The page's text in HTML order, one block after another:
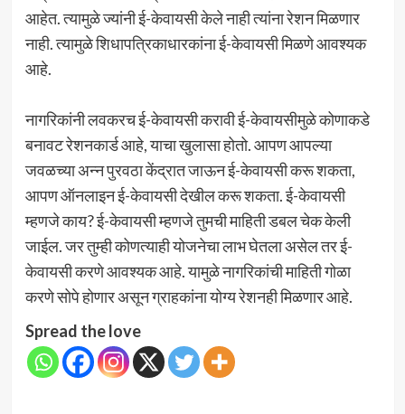
आहेत. त्यामुळे ज्यांनी ई-केवायसी केले नाही त्यांना रेशन मिळणार
नाही. त्यामुळे शिधापत्रिकाधारकांना ई-केवायसी मिळणे आवश्यक
आहे.
नागरिकांनी लवकरच ई-केवायसी करावी ई-केवायसीमुळे कोणाकडे
बनावट रेशनकार्ड आहे, याचा खुलासा होतो. आपण आपल्या
जवळच्या अन्न पुरवठा केंद्रात जाऊन ई-केवायसी करू शकता,
आपण ऑनलाइन ई-केवायसी देखील करू शकता. ई-केवायसी
म्हणजे काय? ई-केवायसी म्हणजे तुमची माहिती डबल चेक केली
जाईल. जर तुम्ही कोणत्याही योजनेचा लाभ घेतला असेल तर ई-
केवायसी करणे आवश्यक आहे. यामुळे नागरिकांची माहिती गोळा
करणे सोपे होणार असून ग्राहकांना योग्य रेशनही मिळणार आहे.
Spread the love